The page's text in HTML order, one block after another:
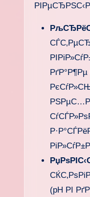
(pH РІ